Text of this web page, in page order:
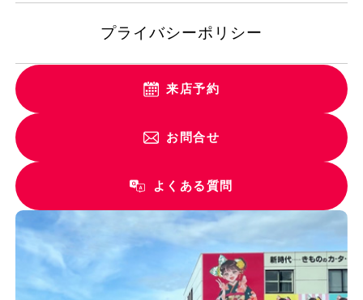
プライバシーポリシー
来店予約
お問合せ
よくある質問